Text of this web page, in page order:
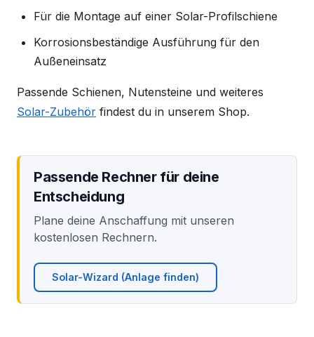
Für die Montage auf einer Solar-Profilschiene
Korrosionsbeständige Ausführung für den
Außeneinsatz
Passende Schienen, Nutensteine und weiteres
Solar-Zubehör findest du in unserem Shop.
Passende Rechner für deine
Entscheidung
Plane deine Anschaffung mit unseren
kostenlosen Rechnern.
Solar-Wizard (Anlage finden)